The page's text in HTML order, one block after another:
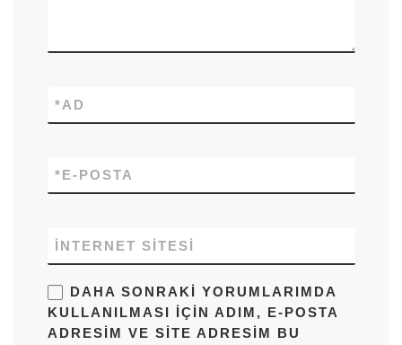
AD
*
E-POSTA
*
İNTERNET SITESI
DAHA SONRAKI YORUMLARIMDA
KULLANILMASI IÇIN ADIM, E-POSTA
ADRESIM VE SITE ADRESIM BU